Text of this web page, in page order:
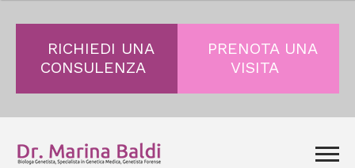
RICHIEDI UNA
CONSULENZA
PRENOTA UNA
VISITA